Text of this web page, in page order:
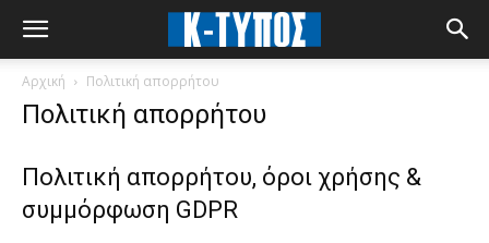
Αρχική Πολιτική απορρήτου
Πολιτική απορρήτου
Πολιτική απορρήτου, όροι χρήσης &
συμμόρφωση GDPR